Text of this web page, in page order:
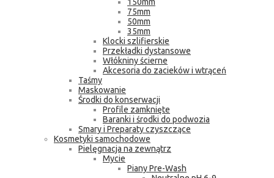
75mm
50mm
35mm
Klocki szlifierskie
Przekładki dystansowe
Włókniny ścierne
Akcesoria do zacieków i wtrąceń
Taśmy
Maskowanie
Środki do konserwacji
Profile zamknięte
Baranki i środki do podwozia
Smary i Preparaty czyszczące
Kosmetyki samochodowe
Pielęgnacja na zewnątrz
Mycie
Piany Pre-Wash